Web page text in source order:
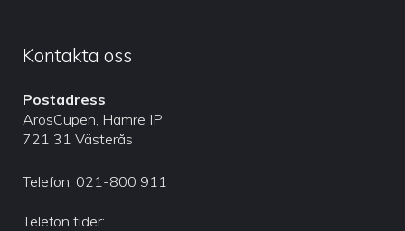
Kontakta oss
Postadress
ArosCupen, Hamre IP
721 31 Västerås
Telefon: 021-800 911
Telefon tider: